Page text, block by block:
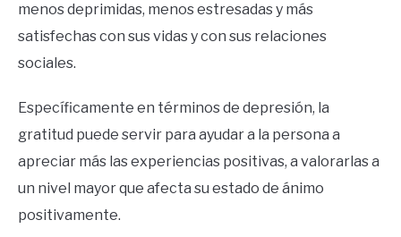
menos deprimidas, menos estresadas y más
satisfechas con sus vidas y con sus relaciones
sociales.
Específicamente en términos de depresión, la
gratitud puede servir para ayudar a la persona a
apreciar más las experiencias positivas, a valorarlas a
un nivel mayor que afecta su estado de ánimo
positivamente.